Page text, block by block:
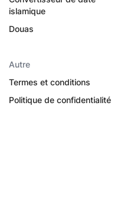
islamique
Douas
Autre
Termes et conditions
Politique de confidentialité